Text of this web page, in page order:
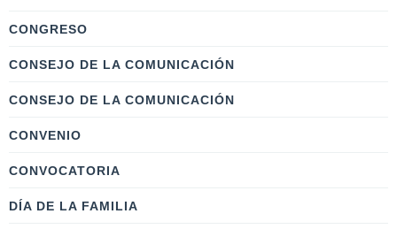
CONGRESO
CONSEJO DE LA COMUNICACIÓN
CONSEJO DE LA COMUNICACIÓN
CONVENIO
CONVOCATORIA
DÍA DE LA FAMILIA